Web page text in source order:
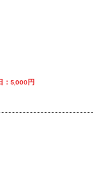
： 5,000円